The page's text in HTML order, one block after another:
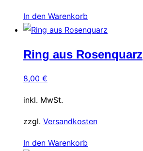
In den Warenkorb
Ring aus Rosenquarz
8,00 €
inkl. MwSt.
zzgl. Versandkosten
In den Warenkorb